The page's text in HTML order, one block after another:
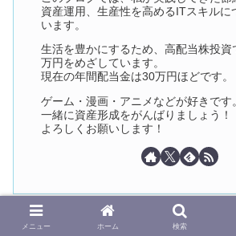
資産運用、生産性を高めるITスキルに
います。
生活を豊かにするため、高配当株投資
万円をめざしています。
現在の年間配当金は30万円ほどです。
ゲーム・漫画・アニメなどが好きです
一緒に資産形成をがんばりましょう！
よろしくお願いします！
よく読まれている記事
メニュー ホーム 検索